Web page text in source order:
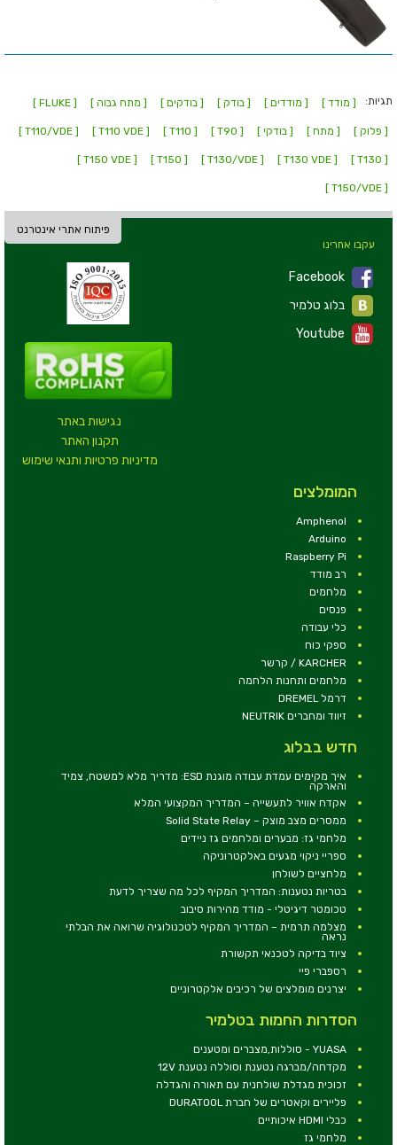
תגיות: [ מודד ] [ מודדים ] [ בודק ] [ בודקים ] [ מתח גבוה ] [ FLUKE ]
[ פלוק ] [ מתח ] [ בודקי ] [ T90 ]
[ T110 ]
[ T110 VDE ]
[ T110/VDE ]
[ T130 ]
[ T130 VDE ]
[ T130/VDE ]
[ T150 ]
[ T150 VDE ]
[ T150/VDE ]
פיתוח אתרי אינטרנט
נגישות באתר
תקנון האתר
מדיניות פרטיות ותנאי שימוש
עקבו אחרינו
Facebook
Youtube
המומלצים
Amphenol
Arduino
Raspberry Pi
רב מודד
מלחמים
פנסים
כלי עבודה
ספקי כוח
KARCHER / קרשר
מלחמים ותחנות הלחמה
דרמל DREMEL
זיווד ומחברים NEUTRIK
חדש בבלוג
איך מקימים עמדת עבודה מוגנת ESD: מדריך מלא למשטח, צמיד
והארקה
אקדח אוויר לתעשייה – המדריך המקצועי המלא
ממסרים מצב מוצק – Solid State Relay
מלחמי גז: מבערים ומלחמים גז ניידים
ספריי ניקוי מגעים באלקטרוניקה
מלחציים לשולחן
בטריות נטענות: המדריך המקיף לכל מה שצריך לדעת
טכומטר דיגיטלי - מודד מהירות סיבוב
מצלמה תרמית – המדריך המקיף לטכנולוגיה שרואה את הבלתי
נראה
ציוד בדיקה לטכנאי תקשורת
רספברי פיי
יצרנים מומלצים של רכיבים אלקטרוניים
הסדרות החמות בטלמיר
YUASA - סוללות,מצברים ומטענים
מקדחה/מברגה נטענת וסוללה נטענת 12V
זכוכית מגדלת שולחנית עם תאורה והגדלה
פליירים וקאטרים של חברת DURATOOL
כבלי HDMI איכותיים
מלחמי גז